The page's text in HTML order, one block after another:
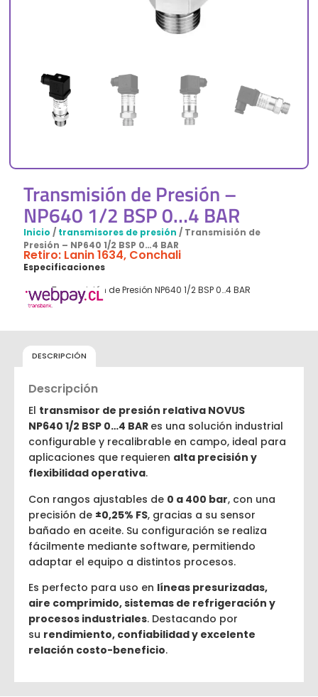
Transmisión de Presión –
NP640 1/2 BSP 0…4 BAR
Inicio / transmisores de presión / Transmisión de
Presión – NP640 1/2 BSP 0…4 BAR
Retiro: Lanin 1634, Conchali
Especificaciones
Transmisión de Presión NP640 1/2 BSP 0…4 BAR
DESCRIPCIÓN
Descripción
El transmisor de presión relativa NOVUS
NP640 1/2 BSP 0…4 BAR es una solución industrial
configurable y recalibrable en campo, ideal para
aplicaciones que requieren alta precisión y
flexibilidad operativa.
Con rangos ajustables de 0 a 400 bar, con una
precisión de ±0,25% FS, gracias a su sensor
bañado en aceite. Su configuración se realiza
fácilmente mediante software, permitiendo
adaptar el equipo a distintos procesos.
Es perfecto para uso en líneas presurizadas,
aire comprimido, sistemas de refrigeración y
procesos industriales. Destacando por
su rendimiento, confiabilidad y excelente
relación costo-beneficio.